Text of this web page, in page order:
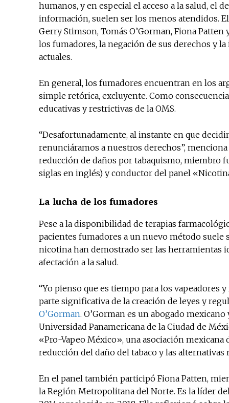
humanos, y en especial el acceso a la salud, el
información, suelen ser los menos atendidos.
Gerry Stimson, Tomás O’Gorman, Fiona
los fumadores, la negación de sus derechos y
actuales.
En general, los fumadores encuentran en los
simple retórica, excluyente. Como
educativas y restrictivas de la OMS.
“Desafortunadamente, al instante en que
renunciáramos a nuestros derechos”,
reducción de daños por tabaquismo, miembro
siglas en inglés) y conductor del panel
La lucha de los fumadores
Pese a la disponibilidad de terapias
pacientes fumadores a un nuevo método suele
nicotina han demostrado ser las herramientas
afectación a la salud.
“Yo pienso que es tiempo para los vapeadores
parte significativa de la creación de leyes y
O’Gorman. O’Gorman es un abogado
Universidad Panamericana de la Ciudad de
«Pro-Vapeo México», una asociación
reducción del daño del tabaco y las alternativas
En el panel también participó Fiona Patten,
la Región Metropolitana del Norte. Es la líder